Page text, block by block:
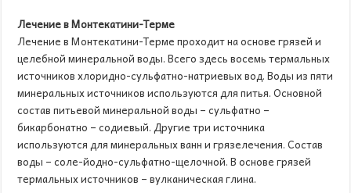
Лечение в Монтекатини-Терме
Лечение в Монтекатини-Терме проходит на основе грязей и
целебной минеральной воды. Всего здесь восемь термальных
источников хлоридно-сульфатно-натриевых вод. Воды из пяти
минеральных источников используются для питья. Основной
состав питьевой минеральной воды – сульфатно –
бикарбонатно – содиевый. Другие три источника
используются для минеральных ванн и грязелечения. Состав
воды – соле-йодно-сульфатно-щелочной. В основе грязей
термальных источников – вулканическая глина.